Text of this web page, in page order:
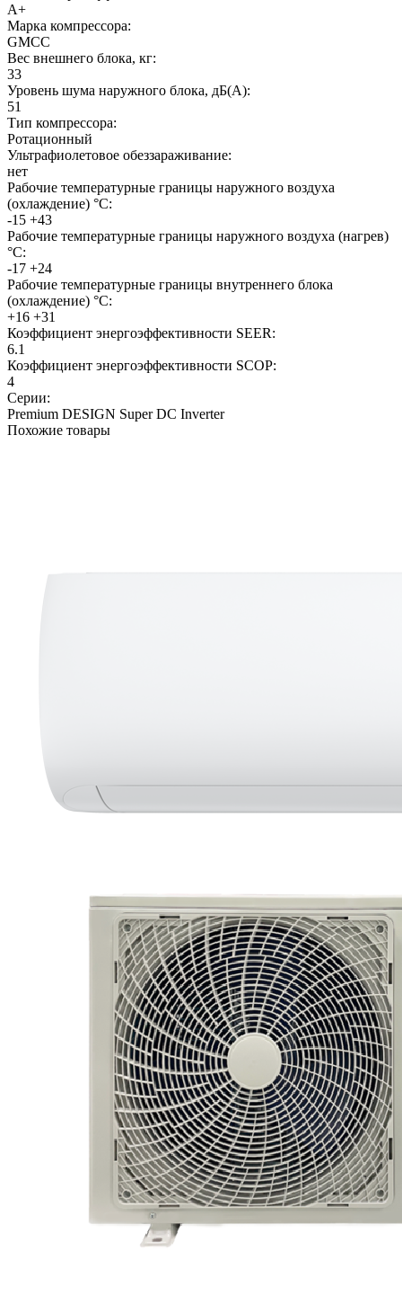
A+
Марка компрессора:
GMCC
Вес внешнего блока, кг:
33
Уровень шума наружного блока, дБ(А):
51
Тип компрессора:
Ротационный
Ультрафиолетовое обеззараживание:
нет
Рабочие температурные границы наружного воздуха
(охлаждение) °C:
-15 +43
Рабочие температурные границы наружного воздуха (нагрев)
°C:
-17 +24
Рабочие температурные границы внутреннего блока
(охлаждение) °C:
+16 +31
Коэффициент энергоэффективности SEER:
6.1
Коэффициент энергоэффективности SCOP:
4
Серии:
Premium DESIGN Super DC Inverter
Похожие товары